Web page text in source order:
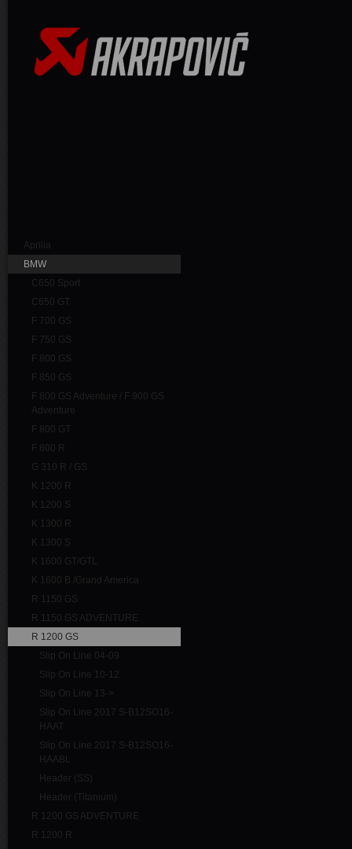
Aprilia
BMW
C650 Sport
C650 GT
F 700 GS
F 750 GS
F 800 GS
F 850 GS
F 800 GS Adventure / F 900 GS
Adventure
F 800 GT
F 800 R
G 310 R / GS
K 1200 R
K 1200 S
K 1300 R
K 1300 S
K 1600 GT/GTL
K 1600 B /Grand America
R 1150 GS
R 1150 GS ADVENTURE
R 1200 GS
Slip On Line 04-09
Slip On Line 10-12
Slip On Line 13->
Slip On Line 2017 S-B12SO16-
HAAT
Slip On Line 2017 S-B12SO16-
HAABL
Header (SS)
Header (Titanium)
R 1200 GS ADVENTURE
R 1200 R